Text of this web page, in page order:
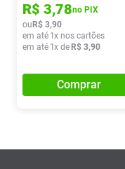
R$ 3,78no PIX
ou R$ 3,90
em até 1x nos cartões
em até 1x de R$ 3,90
Comprar